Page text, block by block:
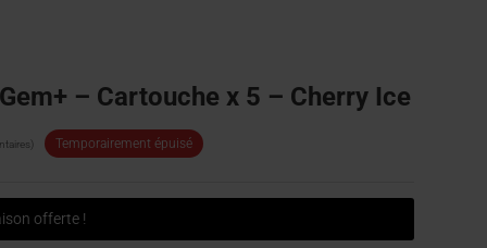
– Cartouche x 5 – Cherry Ice
Temporairement épuisé
offerte !